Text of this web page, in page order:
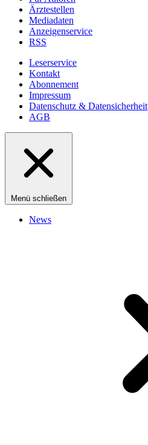
Ärztestellen
Mediadaten
Anzeigenservice
RSS
Leserservice
Kontakt
Abonnement
Impressum
Datenschutz & Datensicherheit
AGB
Menü schließen
News